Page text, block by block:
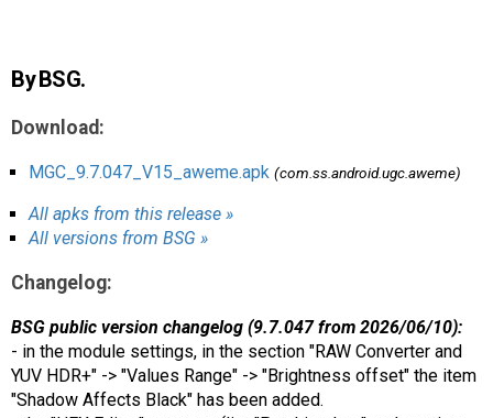
By BSG.
Download:
MGC_9.7.047_V15_aweme.apk (com.ss.android.ugc.aweme)
All apks from this release »
All versions from BSG »
Changelog:
BSG public version changelog (9.7.047 from 2026/06/10):
- in the module settings, in the section "RAW Converter and
YUV HDR+" -> "Values ​​Range" -> "Brightness offset" the item
"Shadow Affects Black" has been added.